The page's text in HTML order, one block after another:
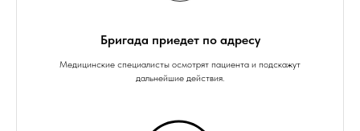
Бригада приедет по адресу
Медицинские специалисты осмотрят пациента и подскажут
дальнейшие действия.